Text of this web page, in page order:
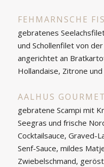
FEHMARNSCHE
gebratenes
und Schollenfilet von
angerichtet an
Hollandaise, Zitrone
AALHUS
gebratene Scampi mit
Seegras und frische
Cocktailsauce, Graved-
Senf-Sauce, mildes
Zwiebelschmand,